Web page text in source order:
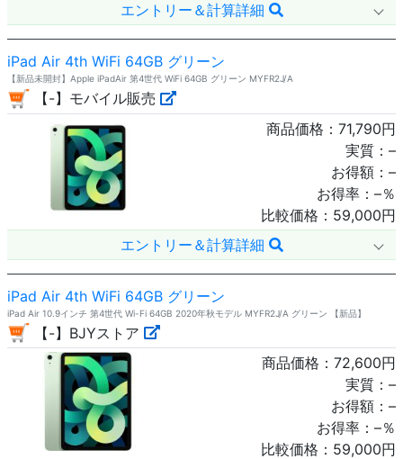
エントリー＆計算詳細
iPad Air 4th WiFi 64GB グリーン
【新品未開封】Apple iPadAir 第4世代 WiFi 64GB グリーン MYFR2J/A
【-】モバイル販売
商品価格： 71,790円
実質： –
お得額： –
お得率： –％
比較価格： 59,000円
エントリー＆計算詳細
iPad Air 4th WiFi 64GB グリーン
iPad Air 10.9インチ 第4世代 Wi-Fi 64GB 2020年秋モデル MYFR2J/A グリーン 【新品】
【-】BJYストア
商品価格： 72,600円
実質： –
お得額： –
お得率： –％
比較価格： 59,000円